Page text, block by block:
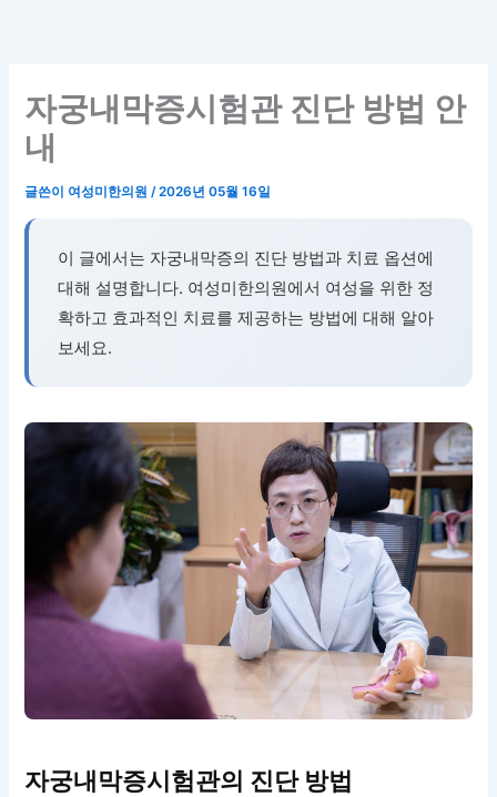
자궁내막증시험관 진단 방법 안
내
글쓴이 여성미한의원/2026년 05월 16일
이 글에서는 자궁내막증의 진단 방법과 치료 옵션에
대해 설명합니다. 여성미한의원에서 여성을 위한 정
확하고 효과적인 치료를 제공하는 방법에 대해 알아
보세요.
자궁내막증시험관의 진단 방법